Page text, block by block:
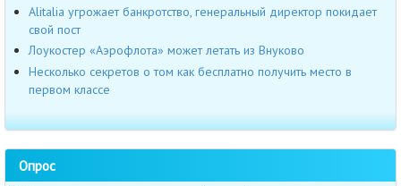
Alitalia угрожает банкротство, генеральный директор покидает
свой пост
Лоукостер «Аэрофлота» может летать из Внуково
Несколько секретов о том как бесплатно получить место в
первом классе
Опрос